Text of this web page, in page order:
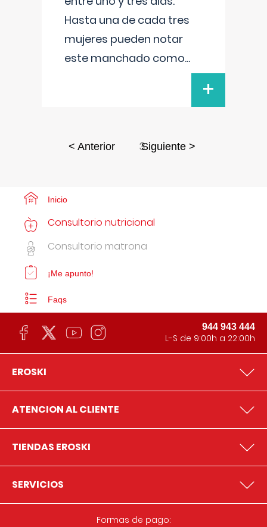
Hasta una de cada tres
mujeres pueden notar
este manchado como...
+
< Anterior 3Siguiente >
Inicio
Consultorio nutricional
Consultorio matrona
¡Me apunto!
Faqs
944 943 444
L-S de 9:00h a 22:00h
EROSKI
ATENCION AL CLIENTE
TIENDAS EROSKI
SERVICIOS
Formas de pago: